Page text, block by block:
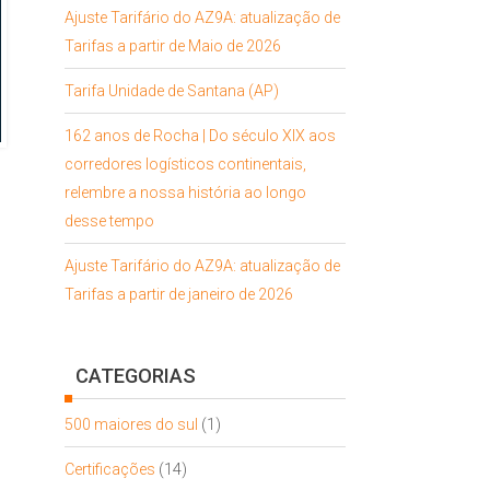
Ajuste Tarifário do AZ9A: atualização de
Tarifas a partir de Maio de 2026
Tarifa Unidade de Santana (AP)
162 anos de Rocha | Do século XIX aos
corredores logísticos continentais,
relembre a nossa história ao longo
desse tempo
Ajuste Tarifário do AZ9A: atualização de
Tarifas a partir de janeiro de 2026
CATEGORIAS
500 maiores do sul (1)
Certificações (14)